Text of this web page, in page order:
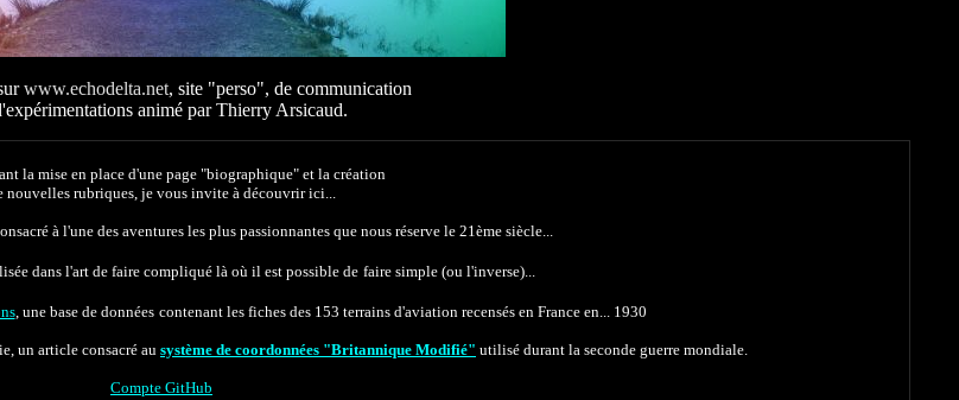
www.echodelta.net, site "perso", de communication
animé par Thierry Arsicaud.
la mise en place d'une page "biographique" et la création
nouvelles rubriques, je vous invite à découvrir ici...
à l'une des aventures les plus passionnantes que nous réserve le 21ème siècle...
dans l'art de faire compliqué là où il est possible de faire simple (ou l'inverse)...
, une base de données contenant les fiches des 153 terrains d'aviation recensés en France en... 1930
un article consacré au système de coordonnées "Britannique Modifié" utilisé durant la seconde guerre mondiale.
Compte GitHub